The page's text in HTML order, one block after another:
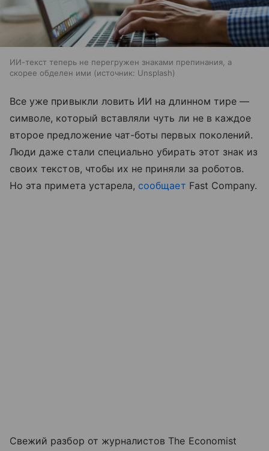
ИИ-текст теперь не перегружен знаками препинания, а
скорее обделен ими
источник: Unsplash
Все уже привыкли ловить ИИ на длинном тире —
символе, который вставляли чуть ли не в каждое
второе предложение чат-боты первых поколений.
Люди даже стали специально убирать этот знак из
своих текстов, чтобы их не приняли за роботов.
Но эта примета устарела, сообщает Fast Company.
Свежий разбор от журналистов The Economist